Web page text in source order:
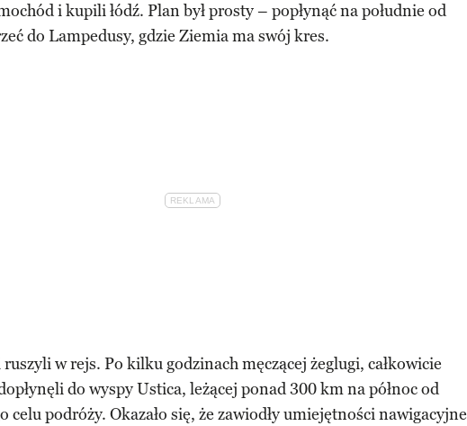
i kupili łódź. Plan był prosty – popłynąć na południe od
do Lampedusy, gdzie Ziemia ma swój kres.
w rejs. Po kilku godzinach męczącej żeglugi, całkowicie
do wyspy Ustica, leżącej ponad 300 km na północ od
celu podróży. Okazało się, że zawiodły umiejętności nawigacyjne